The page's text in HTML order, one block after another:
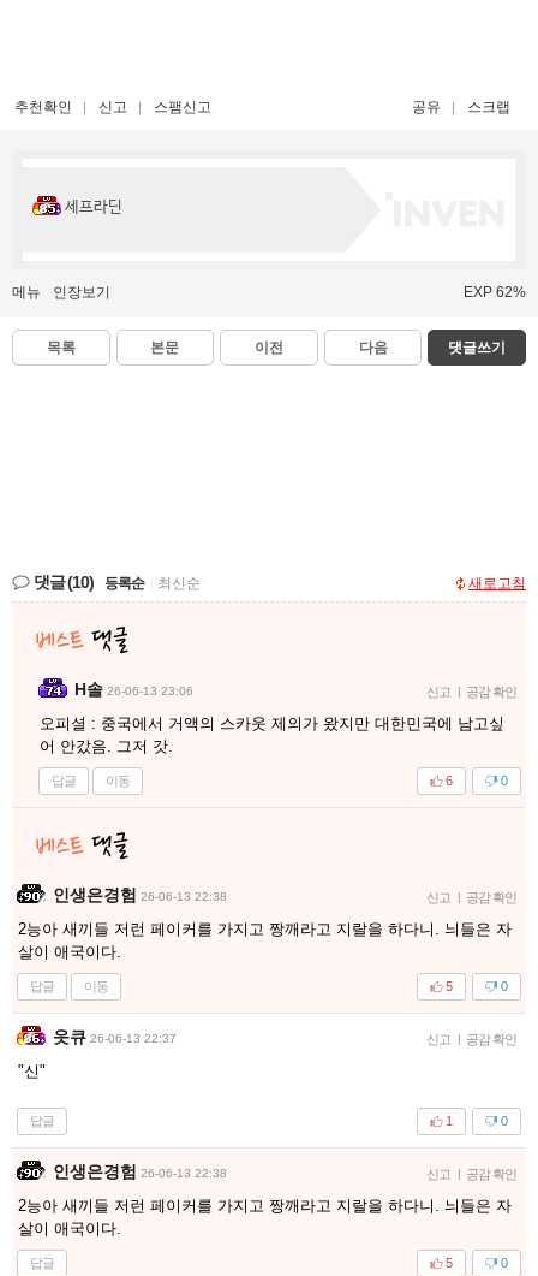
추천확인 신고 스팸신고 공유 스크랩
세프라딘
메뉴 인장보기 EXP 62%
목록 본문 이전 다음 댓글쓰기
댓글(10) 등록순 최신순 새로고침
H솔 26-06-13 23:06 신고 | 공감 확인
오피셜 : 중국에서 거액의 스카웃 제의가 왔지만 대한민국에 남고싶
어 안갔음. 그저 갓.
답글 이동 0
6
인생은경험 26-06-13 22:38 신고 | 공감 확인
2능아 새끼들 저런 페이커를 가지고 짱깨라고 지랄을 하다니. 늬들은 자
살이 애국이다.
답글 이동 0
5
읏큐 26-06-13 22:37 신고 | 공감 확인
"신"
답글 0
1
인생은경험 26-06-13 22:38 신고 | 공감 확인
2능아 새끼들 저런 페이커를 가지고 짱깨라고 지랄을 하다니. 늬들은 자
살이 애국이다.
답글 0
5